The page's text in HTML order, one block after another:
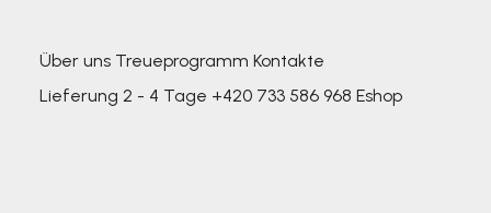
Über uns Treueprogramm Kontakte
Lieferung 2 - 4 Tage +420 733 586 968 Eshop